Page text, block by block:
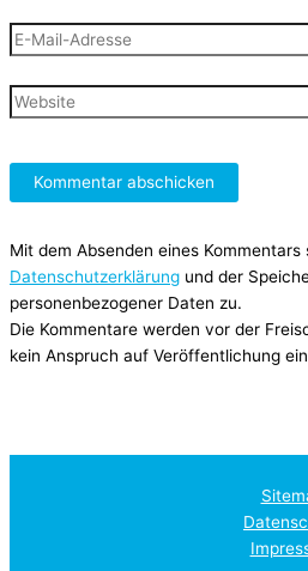
E-
Mail-
Adresse
Website
Mit dem Absenden eines
Datenschutzerklärung und der
personenbezogener Daten zu.
Die Kommentare werden vor der
kein Anspruch auf Veröffentlichung